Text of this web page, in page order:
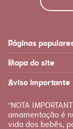
Páginas
Feito para você
FAQ
Fale conosco
Mapa do site
Produtos
Loja Nestlé
Produtos Materna
Etapas
Aviso importante
“NOTA
amamentação é
vida dos bebês,